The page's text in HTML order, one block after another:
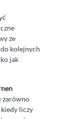
ze
kolejnych
jak
zarówno
liczy